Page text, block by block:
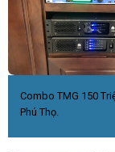
Combo TMG 150
Phú Thọ.